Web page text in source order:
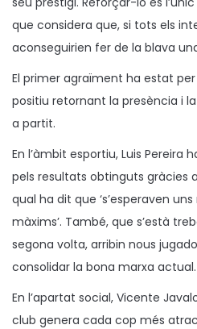
e
n
/
2
2
c
a
que considera que, si tots els
aconseguirien fer de la blava
El primer agraïment ha estat
positiu retornant la presència i la
a partit.
En l’àmbit esportiu, Luis
pels resultats obtinguts gràcies
qual ha dit que ‘s’esperaven
màxims’. També, que s’està
segona volta, arribin nous
consolidar la bona marxa actual.
En l’apartat social, Vicente
club genera cada cop més